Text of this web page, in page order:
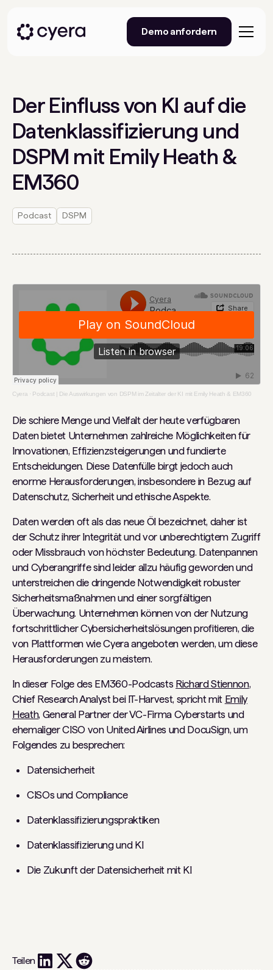
Demo anfordern
Der Einfluss von KI auf die
Datenklassifizierung und
DSPM mit Emily Heath &
EM360
Podcast DSPM
Cyera · Podcast | Die Auswirkungen von DSPM im Zeitalter der KI mit Emily Heath & EM360
Die schiere Menge und Vielfalt der heute verfügbaren
Daten bietet Unternehmen zahlreiche Möglichkeiten für
Innovationen, Effizienzsteigerungen und fundierte
Entscheidungen. Diese Datenfülle birgt jedoch auch
enorme Herausforderungen, insbesondere in Bezug auf
Datenschutz, Sicherheit und ethische Aspekte.
Daten werden oft als das neue Öl bezeichnet, daher ist
der Schutz ihrer Integrität und vor unberechtigtem Zugriff
oder Missbrauch von höchster Bedeutung. Datenpannen
und Cyberangriffe sind leider allzu häufig geworden und
unterstreichen die dringende Notwendigkeit robuster
Sicherheitsmaßnahmen und einer sorgfältigen
Überwachung. Unternehmen können von der Nutzung
fortschrittlicher Cybersicherheitslösungen profitieren, die
von Plattformen wie Cyera angeboten werden, um diese
Herausforderungen zu meistern.
In dieser Folge des EM360-Podcasts Richard Stiennon,
Chief Research Analyst bei IT-Harvest, spricht mit Emily
Heath, General Partner der VC-Firma Cyberstarts und
ehemaliger CISO von United Airlines und DocuSign, um
Folgendes zu besprechen:
Datensicherheit
CISOs und Compliance
Datenklassifizierungspraktiken
Datenklassifizierung und KI
Die Zukunft der Datensicherheit mit KI
Teilen